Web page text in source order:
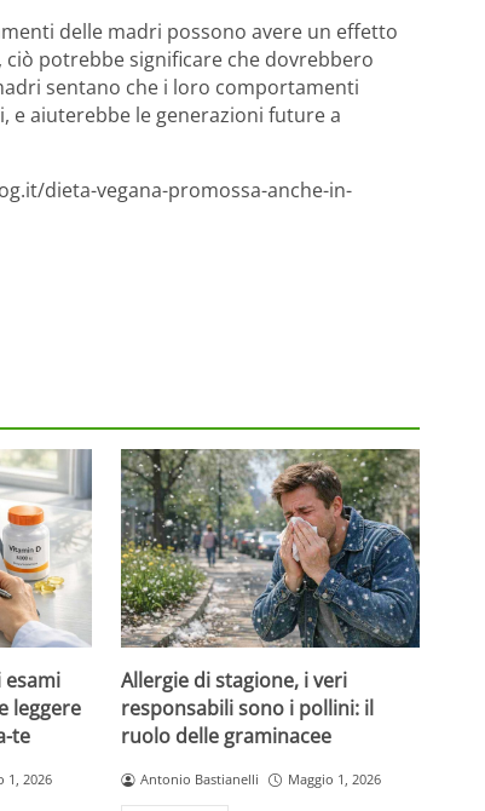
delle madri possono avere un effetto
potrebbe significare che dovrebbero
sentano che i loro comportamenti
e aiuterebbe le generazioni future a
dieta-vegana-promossa-anche-in-
esami
leggere
te
1, 2026
Allergie di stagione, i veri
responsabili sono i pollini: il
ruolo delle graminacee
Antonio Bastianelli Maggio 1, 2026